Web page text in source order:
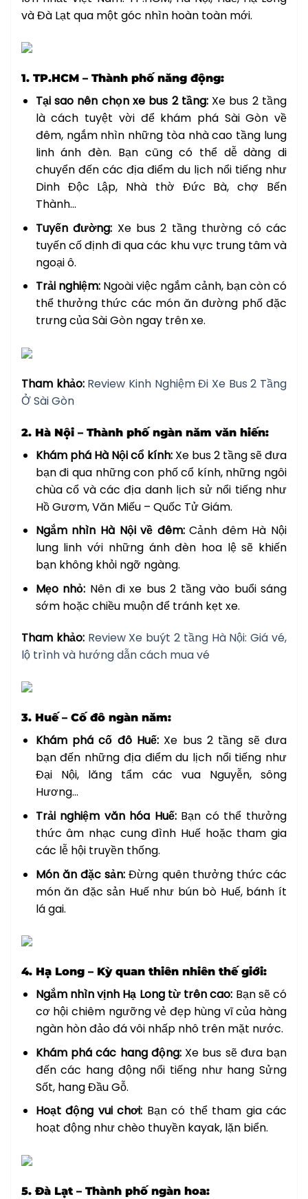
và Đà Lạt qua một góc nhìn hoàn toàn mới.
1. TP.HCM – Thành phố năng động:
Tại sao nên chọn xe bus 2 tầng:Xe bus 2 tầng
là cách tuyệt vời để khám phá Sài Gòn về
đêm, ngắm nhìn những tòa nhà cao tầng lung
linh ánh đèn. Bạn cũng có thể dễ dàng di
chuyển đến các địa điểm du lịch nổi tiếng như
Dinh Độc Lập, Nhà thờ Đức Bà, chợ Bến
Thành…
Tuyến đường: Xe bus 2 tầng thường có các
tuyến cố định đi qua các khu vực trung tâm và
ngoại ô.
Trải nghiệm:Ngoài việc ngắm cảnh, bạn còn có
thể thưởng thức các món ăn đường phố đặc
trưng của Sài Gòn ngay trên xe.
Tham khảo: Review Kinh Nghiệm Đi Xe Bus 2 Tầng
Ở Sài Gòn
2. Hà Nội – Thành phố ngàn năm văn hiến:
Khám phá Hà Nội cổ kính:Xe bus 2 tầng sẽ đưa
bạn đi qua những con phố cổ kính, những ngôi
chùa cổ và các địa danh lịch sử nổi tiếng như
Hồ Gươm, Văn Miếu – Quốc Tử Giám.
Ngắm nhìn Hà Nội về đêm:Cảnh đêm Hà Nội
lung linh với những ánh đèn hoa lệ sẽ khiến
bạn không khỏi ngỡ ngàng.
Mẹo nhỏ: Nên đi xe bus 2 tầng vào buổi sáng
sớm hoặc chiều muộn để tránh kẹt xe.
Tham khảo:Review Xe buýt 2 tầng Hà Nội: Giá vé,
lộ trình và hướng dẫn cách mua vé
3. Huế – Cố đô ngàn năm:
Khám phá cố đô Huế: Xe bus 2 tầng sẽ đưa
bạn đến những địa điểm du lịch nổi tiếng như
Đại Nội, lăng tẩm các vua Nguyễn, sông
Hương…
Trải nghiệm văn hóa Huế:Bạn có thể thưởng
thức âm nhạc cung đình Huế hoặc tham gia
các lễ hội truyền thống.
Món ăn đặc sản: Đừng quên thưởng thức các
món ăn đặc sản Huế như bún bò Huế, bánh ít
lá gai.
4. Hạ Long – Kỳ quan thiên nhiên thế giới:
Ngắm nhìn vịnh Hạ Long từ trên cao: Bạn sẽ có
cơ hội chiêm ngưỡng vẻ đẹp hùng vĩ của hàng
ngàn hòn đảo đá vôi nhấp nhô trên mặt nước.
Khám phá các hang động:Xe bus sẽ đưa bạn
đến các hang động nổi tiếng như hang Sửng
Sốt, hang Đầu Gỗ.
Hoạt động vui chơi: Bạn có thể tham gia các
hoạt động như chèo thuyền kayak, lặn biển.
5. Đà Lạt – Thành phố ngàn hoa: